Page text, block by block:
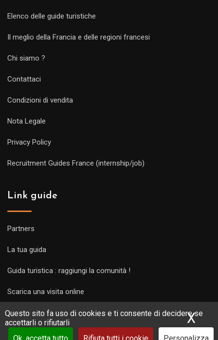
Questo sito fa uso di cookies e ti consente di decidere se
accettarli o rifiutarli
X
Elenco delle guide turistiche
Il meglio della Francia e delle regioni francesi
Chi siamo ?
Contattaci
Condizioni di vendita
Nota Legale
Privacy Policy
Recruitment Guides France (internship/job)
Link guide
Partners
La tua guida
Guida turistica : raggiungi la comunità !
Scarica una visita online